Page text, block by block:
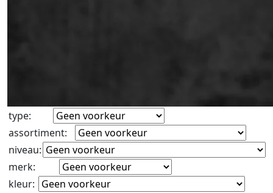
type:
assortiment:
niveau:
merk:
kleur: